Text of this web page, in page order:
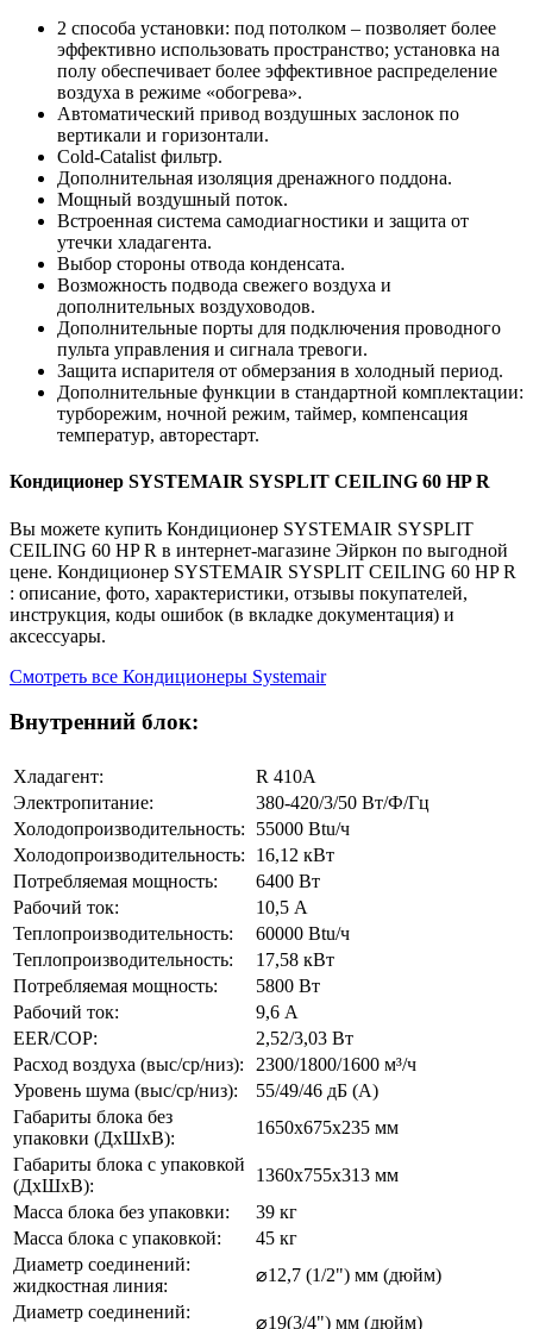
2 способа установки: под потолком – позволяет более
эффективно использовать пространство; установка на
полу обеспечивает более эффективное распределение
воздуха в режиме «обогрева».
Автоматический привод воздушных заслонок по
вертикали и горизонтали.
Cold-Catalist фильтр.
Дополнительная изоляция дренажного поддона.
Мощный воздушный поток.
Встроенная система самодиагностики и защита от
утечки хладагента.
Выбор стороны отвода конденсата.
Возможность подвода свежего воздуха и
дополнительных воздуховодов.
Дополнительные порты для подключения проводного
пульта управления и сигнала тревоги.
Защита испарителя от обмерзания в холодный период.
Дополнительные функции в стандартной комплектации:
турборежим, ночной режим, таймер, компенсация
температур, авторестарт.
Кондиционер SYSTEMAIR SYSPLIT CEILING 60 HP R
Вы можете купить Кондиционер SYSTEMAIR SYSPLIT
CEILING 60 HP R в интернет-магазине Эйркон по выгодной
цене. Кондиционер SYSTEMAIR SYSPLIT CEILING 60 HP R
: описание, фото, характеристики, отзывы покупателей,
инструкция, коды ошибок (в вкладке документация) и
аксессуары.
Смотреть все Кондиционеры Systemair
Внутренний блок:
Хладагент:
R 410A
Электропитание:
380-420/3/50 Вт/Ф/Гц
Холодопроизводительность:
55000 Btu/ч
Холодопроизводительность:
16,12 кВт
Потребляемая мощность:
6400 Вт
Рабочий ток:
10,5 А
Теплопроизводительность:
60000 Btu/ч
Теплопроизводительность:
17,58 кВт
Потребляемая мощность:
5800 Вт
Рабочий ток:
9,6 А
EER/COP:
2,52/3,03 Вт
Расход воздуха (выс/ср/низ):
2300/1800/1600 м³/ч
Уровень шума (выс/ср/низ):
55/49/46 дБ (А)
Габариты блока без
упаковки (ДхШхВ):
1650x675x235 мм
Габариты блока с упаковкой
(ДхШхВ):
1360x755x313 мм
Масса блока без упаковки:
39 кг
Масса блока с упаковкой:
45 кг
Диаметр соединений:
жидкостная линия:
⌀12,7 (1/2") мм (дюйм)
Диаметр соединений:
⌀19(3/4") мм (дюйм)